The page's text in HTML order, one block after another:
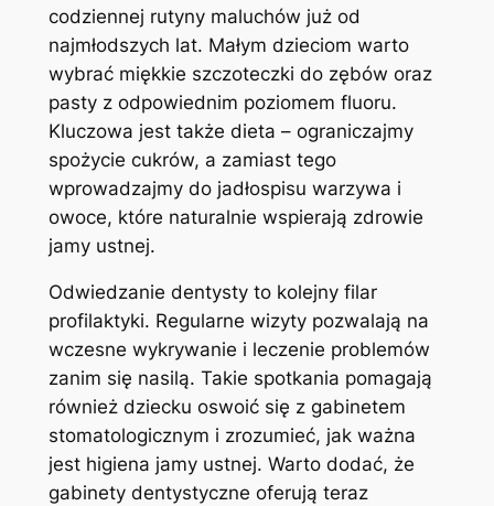
codziennej rutyny maluchów już od
najmłodszych lat. Małym dzieciom warto
wybrać miękkie szczoteczki do zębów oraz
pasty z odpowiednim poziomem fluoru.
Kluczowa jest także dieta – ograniczajmy
spożycie cukrów, a zamiast tego
wprowadzajmy do jadłospisu warzywa i
owoce, które naturalnie wspierają zdrowie
jamy ustnej.
Odwiedzanie dentysty to kolejny filar
profilaktyki. Regularne wizyty pozwalają na
wczesne wykrywanie i leczenie problemów
zanim się nasilą. Takie spotkania pomagają
również dziecku oswoić się z gabinetem
stomatologicznym i zrozumieć, jak ważna
jest higiena jamy ustnej. Warto dodać, że
gabinety dentystyczne oferują teraz